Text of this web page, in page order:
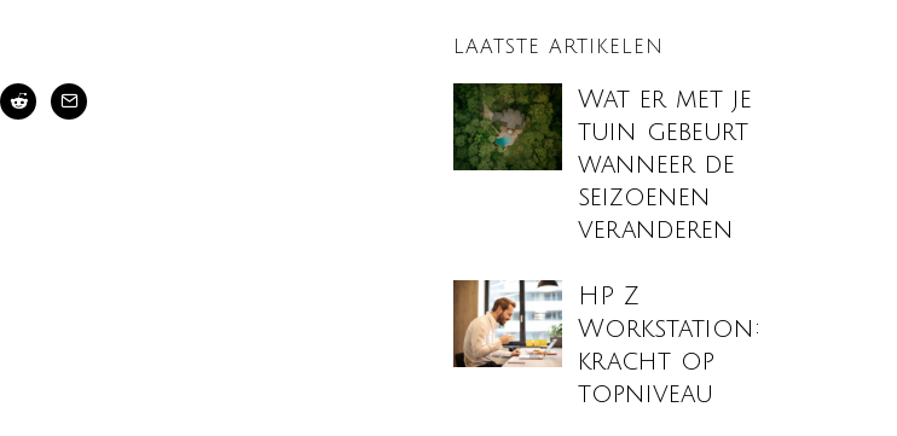
LAATSTE ARTIKELEN
Wat er met je
tuin gebeurt
wanneer de
seizoenen
veranderen
HP Z
Workstation:
kracht op
topniveau